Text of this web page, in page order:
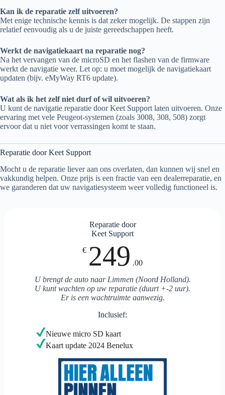
Kan ik de reparatie zelf uitvoeren?
Met enige technische kennis is dat zeker mogelijk. De stappen zijn
relatief eenvoudig als u de juiste gereedschappen heeft.
Werkt de navigatiekaart na reparatie nog?
Na het vervangen van de microSD en het flashen van de firmware
werkt de navigatie weer. Let op: u moet mogelijk de navigatiekaart
updaten (bijv. eMyWay RT6 update).
Wat als ik het zelf niet durf of wil uitvoeren?
U kunt de navigatie reparatie door Keet Support laten uitvoeren. Onze
ervaring met vele Peugeot-systemen (zoals 3008, 308, 508) zorgt
ervoor dat u niet voor verrassingen komt te staan.
Reparatie door Keet Support
Mocht u de reparatie liever aan ons overlaten, dan kunnen wij snel en
vakkundig helpen. Onze prijs is een fractie van een dealerreparatie, en
we garanderen dat uw navigatiesysteem weer volledig functioneel is.
Reparatie door
Keet Support
€ 249 .00
U brengt de auto naar Limmen (Noord Holland).
U kunt wachten op uw reparatie (duurt +-2 uur).
Er is een wachtruimte aanwezig.
Inclusief:
Nieuwe micro SD kaart
Kaart update 2024 Benelux